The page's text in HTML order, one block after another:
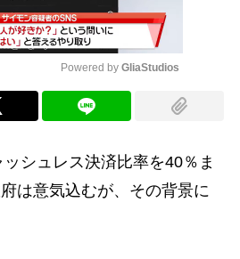
Powered by GliaStudios
ッシュレス決済比率を40％ま
は意気込むが、その背景に